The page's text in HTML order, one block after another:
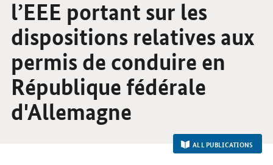
l’EEE portant sur les
dispositions relatives aux
permis de conduire en
République fédérale
d'Allemagne
ALL PUBLICATIONS